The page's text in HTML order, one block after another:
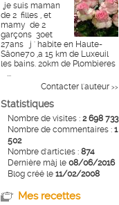
,je suis maman
de 2 filles , et
mamy de 2
garçons 30et
27ans j ' habite en Haute-
Sâone70 ,a 15 km de Luxeuil
les bains. 20km de Plombieres
...
Contacter l'auteur >>
Statistiques
Nombre de visites : 2 698 733
Nombre de commentaires : 1
502
Nombre d'articles : 874
Dernière màj le 08/06/2016
Blog créé le 11/02/2008
Mes recettes